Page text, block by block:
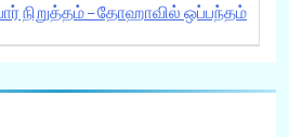
நிறுத்தம் – தோஹாவில் ஒப்பந்தம்